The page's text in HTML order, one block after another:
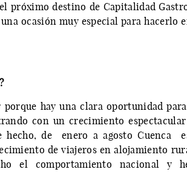
próximo destino de Capitalidad
ocasión muy especial para hacerlo
porque hay una clara oportunidad
con un crecimiento
de enero a agosto Cuenca
de viajeros en alojamiento
el comportamiento nacional y